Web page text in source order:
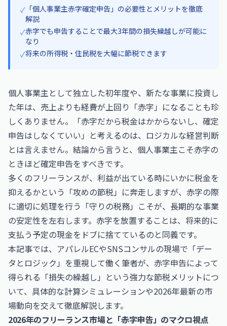
✓ 「個人事業主赤字確定申告」の必要性とメリットを徹底
解説
✓赤字でも申告することで最大3年間の損失繰越しが可能に
なり
✓将来の所得税・住民税を大幅に節税できます
個人事業主として独立した初年度や、新たな事業に投資し
た年は、売上よりも経費が上回り「赤字」になることも珍
しくありません。「赤字だから税金はかからないし、確定
申告はしなくていい」と考えるのは、ロジカルな経営判断
とは言えません。結論から言うと、個人事業主こそ赤字の
ときほど確定申告をすべきです。
多くのフリーランスが、利益が出ている時にいかに税金を
抑えるかという「攻めの節税」に奔走しますが、赤字の際
に適切に処理を行う「守りの税務」こそが、長期的な事業
の安定性を左右します。赤字を放置することは、将来的に
支払う予定の現金をドブに捨てているのと同義です。
本記事では、アパレルECやSNSコンサルの現場で「デー
タとロジック」を重視して働く筆者が、赤字申告によって
得られる「損失の繰越し」という強力な節税メリットにつ
いて、具体的な計算シミュレーションや2026年最新の市
場動向を交えて徹底解説します。
2026年のフリーランス市場と「赤字申告」のマクロ視点